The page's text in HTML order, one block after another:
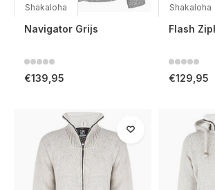
Shakaloha
Navigator Grijs
€139,95
Shakaloha
Flash
€129,95